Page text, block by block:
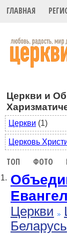
ГЛАВНАЯ
Церкви и
Церкви (1)
Церковь
ТОП ФОТО
1.
Церкви
Беларусь